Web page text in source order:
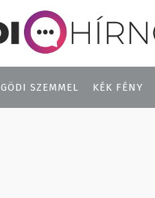
GÖDI SZEMMEL KÉK FÉNY